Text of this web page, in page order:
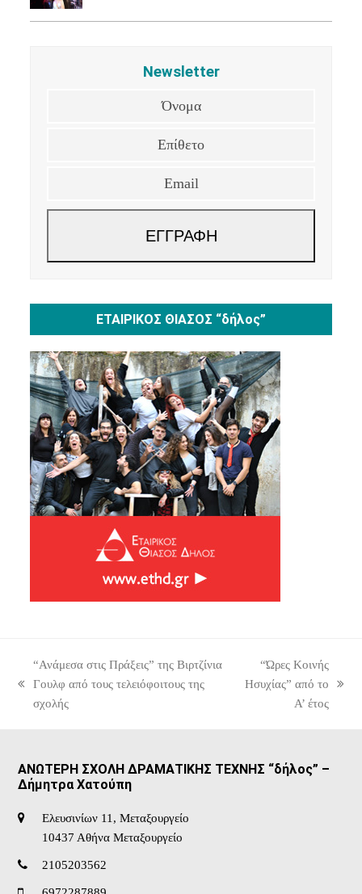
Newsletter
ΕΓΓΡΑΦΗ
ΕΤΑΙΡΙΚΟΣ ΘΙΑΣΟΣ “δήλος”
previous
post:
“Ανάμεσα στις Πράξεις” της Βιρτζίνια
Γουλφ από τους τελειόφοιτους της
σχολής
“Ώρες Κοινής
Ησυχίας” από το
Α’ έτος
ΑΝΩΤΕΡΗ ΣΧΟΛΗ ΔΡΑΜΑΤΙΚΗΣ ΤΕΧΝΗΣ “δήλος” –
Δήμητρα Χατούπη
Ελευσινίων 11, Μεταξουργείο
10437 Αθήνα Μεταξουργείο
2105203562